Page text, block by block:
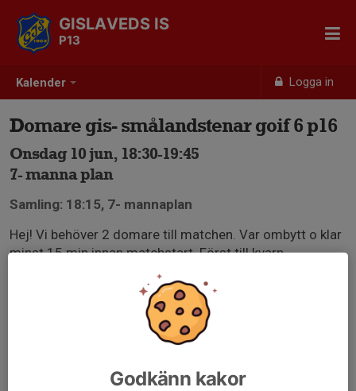
Kalender Logga in
GISLAVEDS IS
P13
Domare gis- smålandstenar goif 6 p16
Onsdag 10 jun, 18:30-19:45
7- manna plan
Samling: 18:15, 7- mannaplan
Hej! Vi behöver 2 domare till matchen. Var ombytt o klar
minst 15 min innan matchstart. Först till kvarn.
Godkänn kakor